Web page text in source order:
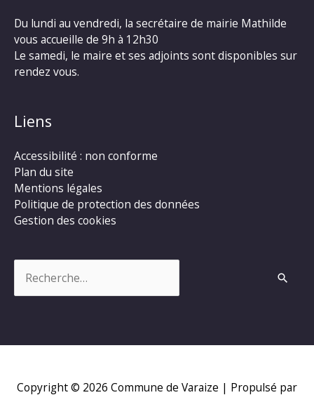
Du lundi au vendredi, la secrétaire de mairie Mathilde
vous accueille de 9h à 12h30
Le samedi, le maire et ses adjoints sont disponibles sur
rendez vous.
Liens
Accessibilité : non conforme
Plan du site
Mentions légales
Politique de protection des données
Gestion des cookies
Copyright © 2026 Commune de Varaize | Propulsé par